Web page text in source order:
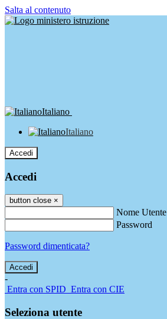
Salta al contenuto
Italiano
Italiano
Accedi
Accedi
button close ×
Nome Utente
Password
Password dimenticata?
-
Entra con SPID Entra con CIE
Seleziona utente